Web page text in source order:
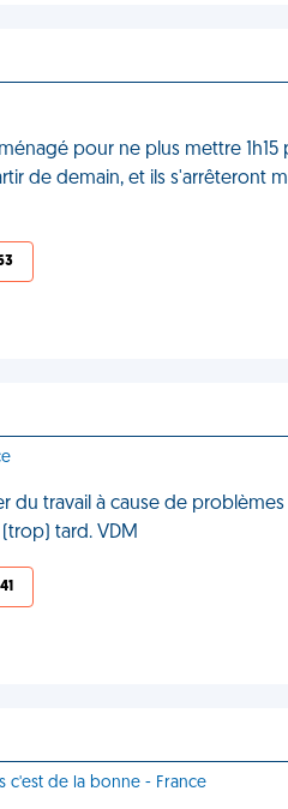
pour ne plus mettre
de demain, et ils s'arrêteront
du travail à cause de
tard. VDM
c'est de la bonne - France